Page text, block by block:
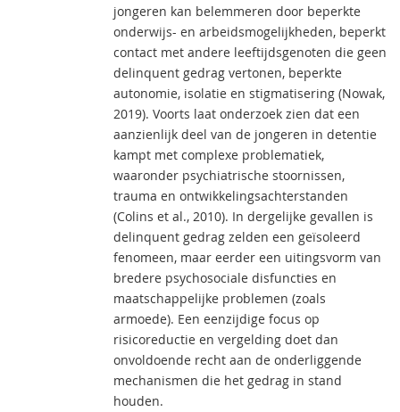
jongeren kan belemmeren door beperkte
onderwijs- en arbeidsmogelijkheden, beperkt
contact met andere leeftijdsgenoten die geen
delinquent gedrag vertonen, beperkte
autonomie, isolatie en stigmatisering (Nowak,
2019). Voorts laat onderzoek zien dat een
aanzienlijk deel van de jongeren in detentie
kampt met complexe problematiek,
waaronder psychiatrische stoornissen,
trauma en ontwikkelingsachterstanden
(Colins et al., 2010). In dergelijke gevallen is
delinquent gedrag zelden een geïsoleerd
fenomeen, maar eerder een uitingsvorm van
bredere psychosociale disfuncties en
maatschappelijke problemen (zoals
armoede). Een eenzijdige focus op
risicoreductie en vergelding doet dan
onvoldoende recht aan de onderliggende
mechanismen die het gedrag in stand
houden.